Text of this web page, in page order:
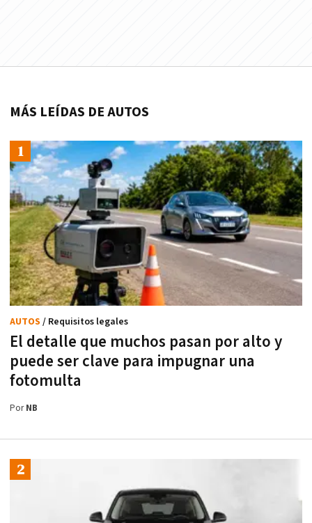
MÁS LEÍDAS DE AUTOS
El detalle que muchos pasan por alto y
puede ser clave para impugnar una
fotomulta
AUTOS / Requisitos legales
PorNB